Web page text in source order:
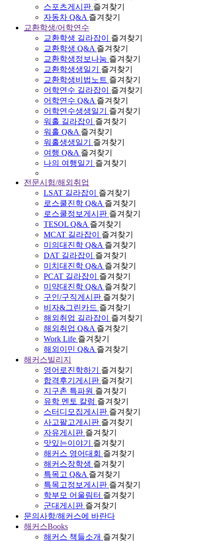
스포츠게시판 즐겨찾기
자동차 Q&A 즐겨찾기
교환학생/어학연수
교환학생 길라잡이
즐겨찾기
교환학생 Q&A 즐겨찾기
교환학생정보나눔 즐겨찾기
교환학생생일기
즐겨찾기
교환학생비법노트 즐겨찾기
어학연수 길라잡이
즐겨찾기
어학연수 Q&A 즐겨찾기
어학연수생생일기
즐겨찾기
워홀 길라잡이
즐겨찾기
워홀 Q&A 즐겨찾기
워홀생생일기
즐겨찾기
여행 Q&A 즐겨찾기
나의 여행일기
즐겨찾기
전문시험/해외취업
LSAT 길라잡이
즐겨찾기
로스쿨진학 Q&A 즐겨찾기
로스쿨정보게시판 즐겨찾기
TESOL Q&A 즐겨찾기
MCAT 길라잡이
즐겨찾기
미의대진학 Q&A 즐겨찾기
DAT 길라잡이
즐겨찾기
미치대진학 Q&A 즐겨찾기
PCAT 길라잡이
즐겨찾기
미약대진학 Q&A 즐겨찾기
구인/구직게시판 즐겨찾기
비자&그린카드 즐겨찾기
해외취업 길라잡이
즐겨찾기
해외취업 Q&A 즐겨찾기
Work Life 즐겨찾기
해외이민 Q&A 즐겨찾기
해커스빌리지
영어로진학하기
즐겨찾기
합격후기게시판 즐겨찾기
지구촌 특파원 즐겨찾기
유학 멘토 칼럼 즐겨찾기
스터디모집게시판 즐겨찾기
사고팔고게시판 즐겨찾기
자유게시판 즐겨찾기
맛있는이야기
즐겨찾기
해커스 영어대회 즐겨찾기
해커스장학생 즐겨찾기
특목고 Q&A 즐겨찾기
특목고정보게시판 즐겨찾기
학부모 어울림터 즐겨찾기
군대게시판 즐겨찾기
문의사항/해커스에 바란다
해커스Books
해커스 책들소개 즐겨찾기